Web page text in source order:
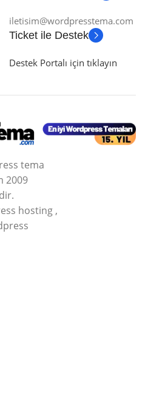
iletisim@wordpresstema.com
Ticket ile Destek
Destek Portalı için tıklayın
tema
2009
hosting ,